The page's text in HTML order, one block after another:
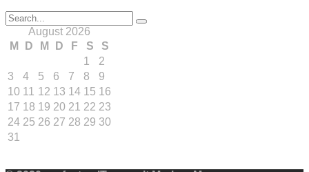
Search
for:
Search
August 2026
M
D M D F S
S
1
2
3
4 5 6 7 8
9
10 11 12 13 14 15 16
17 18 19 20 21 22 23
24 25 26 27 28 29 30
31